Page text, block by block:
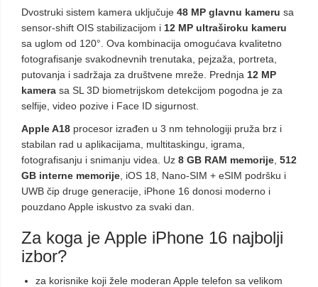
Dvostruki sistem kamera uključuje 48 MP glavnu kameru sa
sensor-shift OIS stabilizacijom i 12 MP ultraširoku kameru
sa uglom od 120°. Ova kombinacija omogućava kvalitetno
fotografisanje svakodnevnih trenutaka, pejzaža, portreta,
putovanja i sadržaja za društvene mreže. Prednja 12 MP
kamera sa SL 3D biometrijskom detekcijom pogodna je za
selfije, video pozive i Face ID sigurnost.
Apple A18 procesor izrađen u 3 nm tehnologiji pruža brz i
stabilan rad u aplikacijama, multitaskingu, igrama,
fotografisanju i snimanju videa. Uz 8 GB RAM memorije 512
GB interne memorije , iOS 18, Nano-SIM + eSIM podršku i
UWB čip druge generacije, iPhone 16 donosi moderno i
pouzdano Apple iskustvo za svaki dan.
Za koga je Apple iPhone 16 najbolji
izbor?
za korisnike koji žele moderan Apple telefon sa velikom